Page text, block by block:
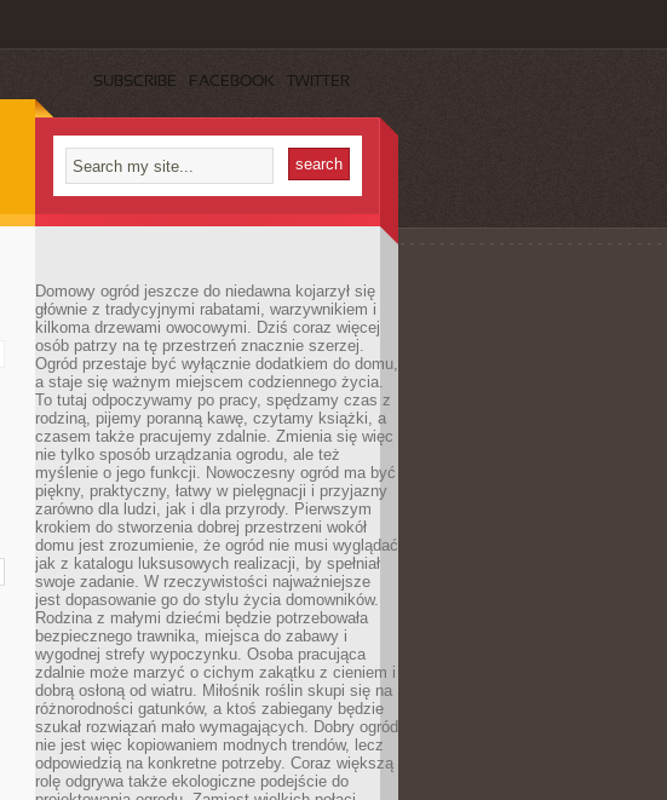
SUBSCRIBE FACEBOOK TWITTER
Domowy ogród jeszcze do niedawna kojarzył się
głównie z tradycyjnymi rabatami, warzywnikiem i
kilkoma drzewami owocowymi. Dziś coraz więcej
osób patrzy na tę przestrzeń znacznie szerzej.
Ogród przestaje być wyłącznie dodatkiem do domu,
a staje się ważnym miejscem codziennego życia.
To tutaj odpoczywamy po pracy, spędzamy czas z
rodziną, pijemy poranną kawę, czytamy książki, a
czasem także pracujemy zdalnie. Zmienia się więc
nie tylko sposób urządzania ogrodu, ale też
myślenie o jego funkcji. Nowoczesny ogród ma być
piękny, praktyczny, łatwy w pielęgnacji i przyjazny
zarówno dla ludzi, jak i dla przyrody. Pierwszym
krokiem do stworzenia dobrej przestrzeni wokół
domu jest zrozumienie, że ogród nie musi wyglądać
jak z katalogu luksusowych realizacji, by spełniał
swoje zadanie. W rzeczywistości najważniejsze
jest dopasowanie go do stylu życia domowników.
Rodzina z małymi dziećmi będzie potrzebowała
bezpiecznego trawnika, miejsca do zabawy i
wygodnej strefy wypoczynku. Osoba pracująca
zdalnie może marzyć o cichym zakątku z cieniem i
dobrą osłoną od wiatru. Miłośnik roślin skupi się na
różnorodności gatunków, a ktoś zabiegany będzie
szukał rozwiązań mało wymagających. Dobry ogród
nie jest więc kopiowaniem modnych trendów, lecz
odpowiedzią na konkretne potrzeby. Coraz większą
rolę odgrywa także ekologiczne podejście do